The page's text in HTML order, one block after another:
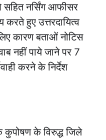
सहित नर्सिंग आफीसर
करते हुए उत्तरदायित्व
कारण बताओं नोटिस
नहीं पाये जाने पर 7
करने के निर्देश
कुपोषण के विरुद्ध जिले